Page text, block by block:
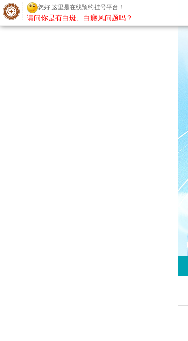
您好,这里是在线预约挂号平台！
请问你是有白斑、白癜风问题吗？